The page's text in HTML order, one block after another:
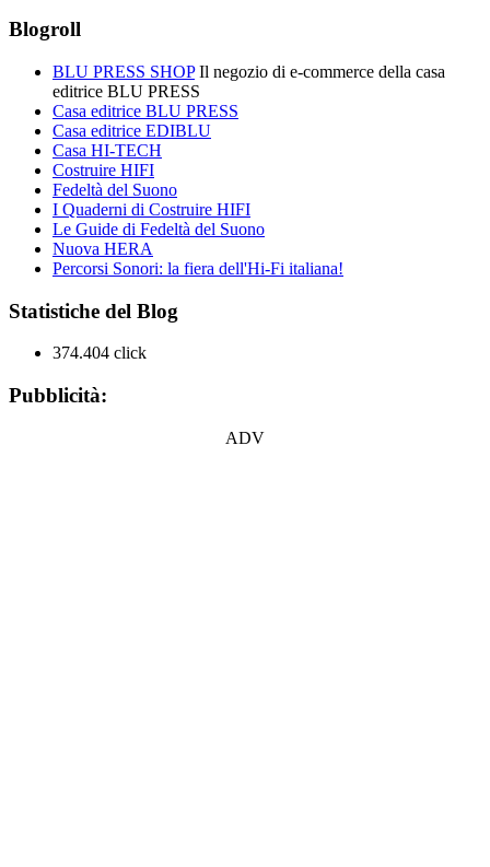
Blogroll
BLU PRESS SHOPIl negozio di e-commerce della casa
editrice BLU PRESS
Casa editrice BLU PRESS
Casa editrice EDIBLU
Casa HI-TECH
Costruire HIFI
Fedeltà del Suono
I Quaderni di Costruire HIFI
Le Guide di Fedeltà del Suono
Nuova HERA
Percorsi Sonori: la fiera dell'Hi-Fi italiana!
Statistiche del Blog
374.404 click
Pubblicità:
ADV